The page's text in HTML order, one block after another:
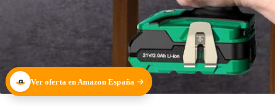
Ver oferta en Amazon España